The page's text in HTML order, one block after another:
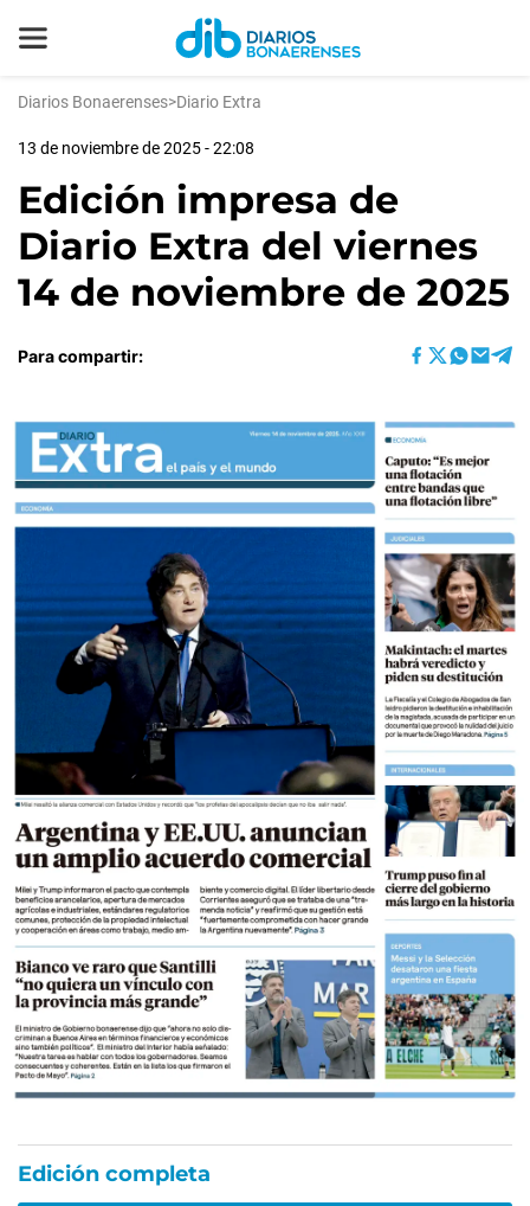
Diarios Bonaerenses>Diario Extra
13 de noviembre de 2025 - 22:08
Edición impresa de
Diario Extra del viernes
14 de noviembre de 2025
Para compartir:
Edición completa